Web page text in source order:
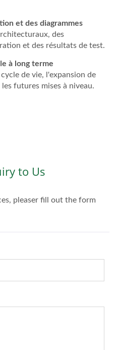
et des diagrammes
des
et des résultats de test.
à long terme
de vie, l'expansion de
futures mises à niveau.